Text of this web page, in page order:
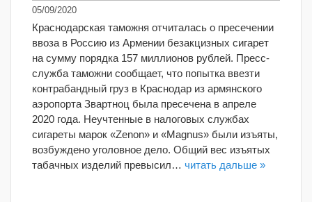
05/09/2020
Краснодарская таможня отчиталась о пресечении
ввоза в Россию из Армении безакцизных сигарет
на сумму порядка 157 миллионов рублей. Пресс-
служба таможни сообщает, что попытка ввезти
контрабандный груз в Краснодар из армянского
аэропорта Звартноц была пресечена в апреле
2020 года. Неучтенные в налоговых службах
сигареты марок «Zenon» и «Magnus» были изъяты,
возбуждено уголовное дело. Общий вес изъятых
табачных изделий превысил… читать дальше »